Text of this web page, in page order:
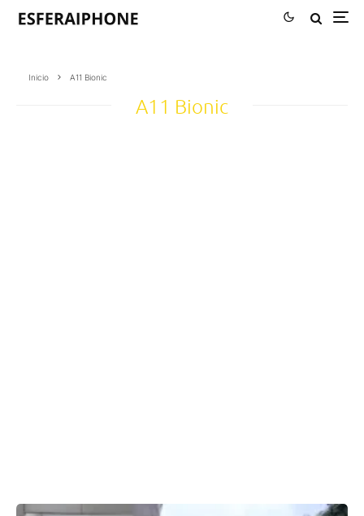
Inicio A11 Bionic
A11 Bionic